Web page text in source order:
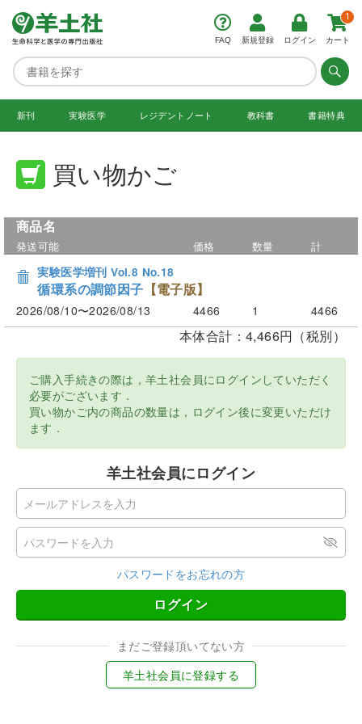
FAQ 新規登録 ログイン カート
1
新刊 実験医学 レジデント ノート 教科書 書籍特典
買い物かご
商品名
発送可能 価格 数量
計
実験医学増刊 Vol.8 No.18
循環系の調節因子 【電子版】
2026/08/10〜2026/08/13 4466 1 4466
本体合計：4,466円（税別）
ご購入手続きの際は，羊土社会員にログインしていただく
必要がございます．
買い物かご内の商品の数量は，ログイン後に変更いただけ
ます．
羊土社会員にログイン
パスワードをお忘れの方
ログイン
まだご登録頂いてない方
羊土社会員に登録する